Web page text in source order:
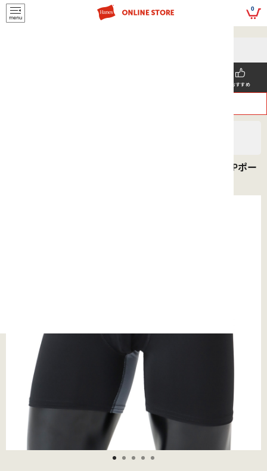
script> 0
おすすめ
COMFORT FLEX FIT トータルサポートポーチ X-TEMPポー